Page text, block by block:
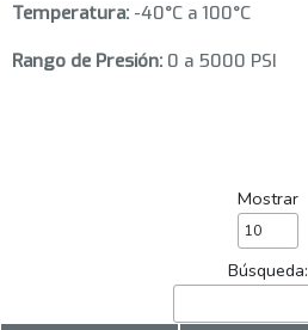
Temperatura: -40°C a 100°C
Rango de Presión: 0 a 5000 PSI
Mostrar
Búsqueda: